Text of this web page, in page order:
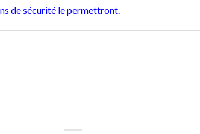
de sécurité le permettront.